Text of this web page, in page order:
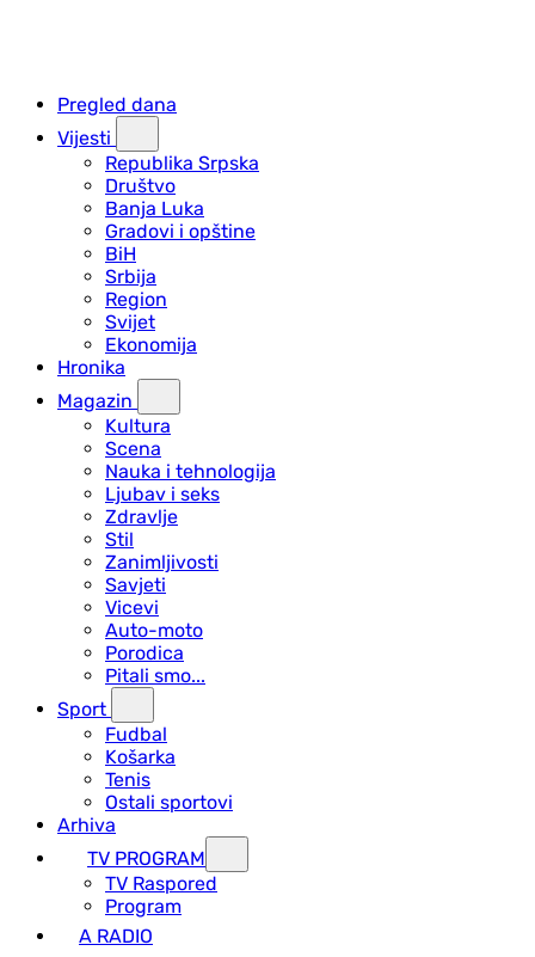
Pregled dana
Vijesti
Republika Srpska
Društvo
Banja Luka
Gradovi i opštine
BiH
Srbija
Region
Svijet
Ekonomija
Hronika
Magazin
Kultura
Scena
Nauka i tehnologija
Ljubav i seks
Zdravlje
Stil
Zanimljivosti
Savjeti
Vicevi
Auto-moto
Porodica
Pitali smo...
Sport
Fudbal
Košarka
Tenis
Ostali sportovi
Arhiva
TV PROGRAM
ТV Raspored
Program
A RADIO